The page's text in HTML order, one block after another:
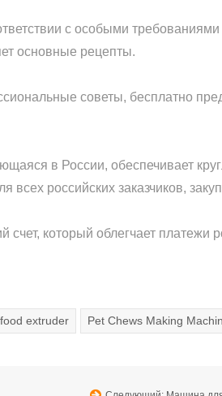
с особыми
основные рецепты.
советы, бесплатно
в России, обеспечивает
всех российских заказчиков,
который облегчает платежи
extruder Pet Chews Making